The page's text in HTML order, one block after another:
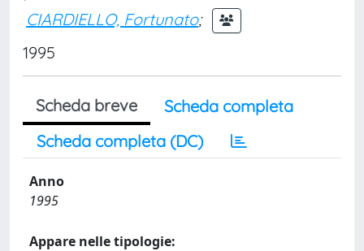
CIARDIELLO, Fortunato;
1995
Scheda breve
Scheda completa
Scheda completa (DC)
Anno
1995
Appare nelle tipologie: